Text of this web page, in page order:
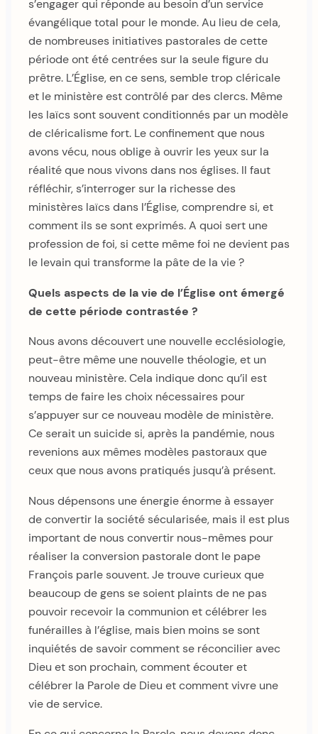
s’engager qui réponde au besoin d’un service
évangélique total pour le monde. Au lieu de cela,
de nombreuses initiatives pastorales de cette
période ont été centrées sur la seule figure du
prêtre. L’Église, en ce sens, semble trop cléricale
et le ministère est contrôlé par des clercs. Même
les laïcs sont souvent conditionnés par un modèle
de cléricalisme fort. Le confinement que nous
avons vécu, nous oblige à ouvrir les yeux sur la
réalité que nous vivons dans nos églises. Il faut
réfléchir, s’interroger sur la richesse des
ministères laïcs dans l’Église, comprendre si, et
comment ils se sont exprimés. A quoi sert une
profession de foi, si cette même foi ne devient pas
le levain qui transforme la pâte de la vie ?
Quels aspects de la vie de l’Église ont émergé
de cette période contrastée ?
Nous avons découvert une nouvelle ecclésiologie,
peut-être même une nouvelle théologie, et un
nouveau ministère. Cela indique donc qu’il est
temps de faire les choix nécessaires pour
s’appuyer sur ce nouveau modèle de ministère.
Ce serait un suicide si, après la pandémie, nous
revenions aux mêmes modèles pastoraux que
ceux que nous avons pratiqués jusqu’à présent.
Nous dépensons une énergie énorme à essayer
de convertir la société sécularisée, mais il est plus
important de nous convertir nous-mêmes pour
réaliser la conversion pastorale dont le pape
François parle souvent. Je trouve curieux que
beaucoup de gens se soient plaints de ne pas
pouvoir recevoir la communion et célébrer les
funérailles à l’église, mais bien moins se sont
inquiétés de savoir comment se réconcilier avec
Dieu et son prochain, comment écouter et
célébrer la Parole de Dieu et comment vivre une
vie de service.